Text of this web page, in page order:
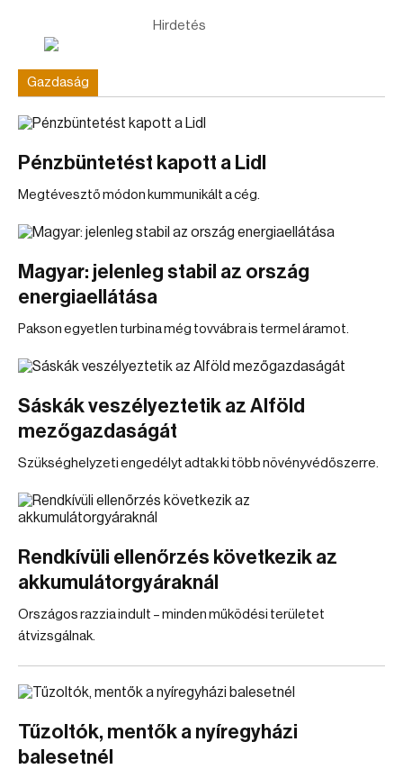
Hirdetés
Gazdaság
Pénzbüntetést kapott a Lidl
Megtévesztő módon kummunikált a cég.
Magyar: jelenleg stabil az ország
energiaellátása
Pakson egyetlen turbina még tovvábra is termel áramot.
Sáskák veszélyeztetik az Alföld
mezőgazdaságát
Szükséghelyzeti engedélyt adtak ki több növényvédőszerre.
Rendkívüli ellenőrzés következik az
akkumulátorgyáraknál
Országos razzia indult – minden működési területet
átvizsgálnak.
Tűzoltók, mentők a nyíregyházi
balesetnél